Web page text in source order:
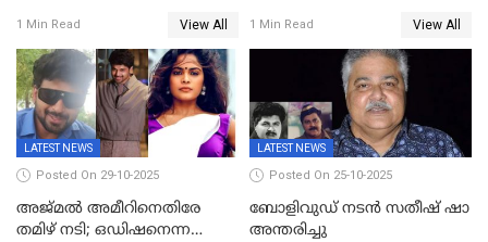
മോഹൻലാൽ, 'ഡീയസ്
ഈറേ' കുതിപ്പ്
1 Min Read View All 1 Min Read View All
LATEST NEWS
Posted On 29-10-2025
അജ്മല്‍ അമീറിനെതിരേ
തമിഴ് നടി; ഒഡിഷനെന്ന
LATEST NEWS
Posted On 25-10-2025
ബോളിവുഡ് നടൻ സതീഷ് ഷാ
അന്തരിച്ചു